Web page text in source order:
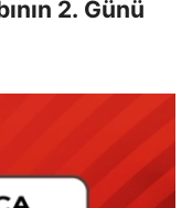
2. Günü